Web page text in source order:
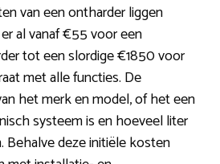
van een ontharder liggen
al vanaf €55 voor een
tot een slordige €1850 voor
met alle functies. De
het merk en model, of het een
systeem is en hoeveel liter
Behalve deze initiële kosten